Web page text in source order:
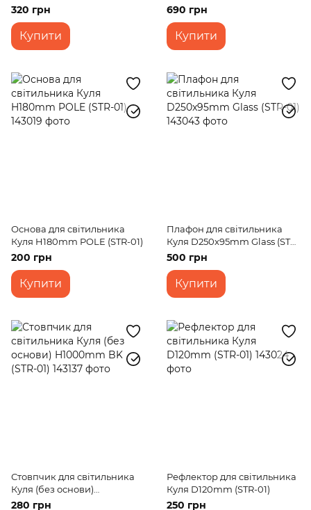
(STR-01)
320 грн
Купити
BK IP23
690 грн
Купити
Основа для світильника
Куля H180mm POLE (STR-01)
200 грн
Купити
Плафон для світильника
Куля D250x95mm Glass (STR-
01)
500 грн
Купити
Стовпчик для світильника
Куля (без основи)
H1000mm BK (STR-01)
280 грн
Рефлектор для світильника
Куля D120mm (STR-01)
250 грн